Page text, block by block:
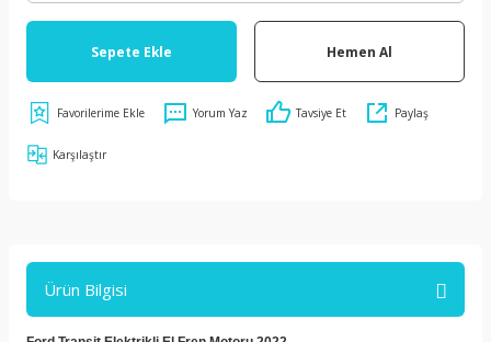
Sepete Ekle Hemen Al
Yorum Yaz Tavsiye Et Paylaş
Karşılaştır
Ürün Bilgisi